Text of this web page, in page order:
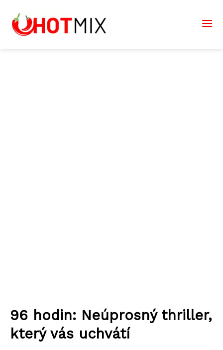
96 hodin: Neúprosný thriller,
který vás uchvátí